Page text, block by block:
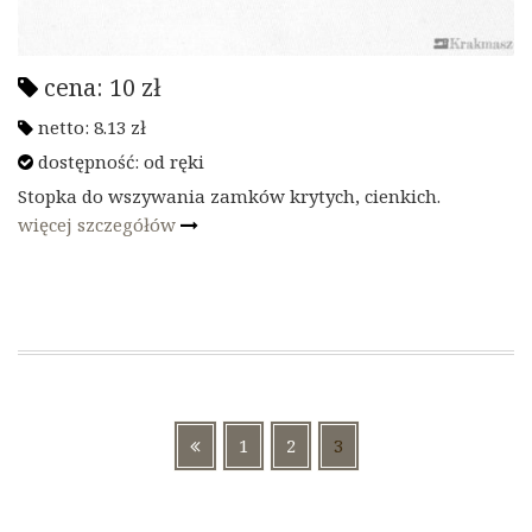
cena: 10 zł
netto: 8.13 zł
dostępność: od ręki
Stopka do wszywania zamków krytych, cienkich.
więcej szczegółów
Strona
1 Strona
2 Strona
3